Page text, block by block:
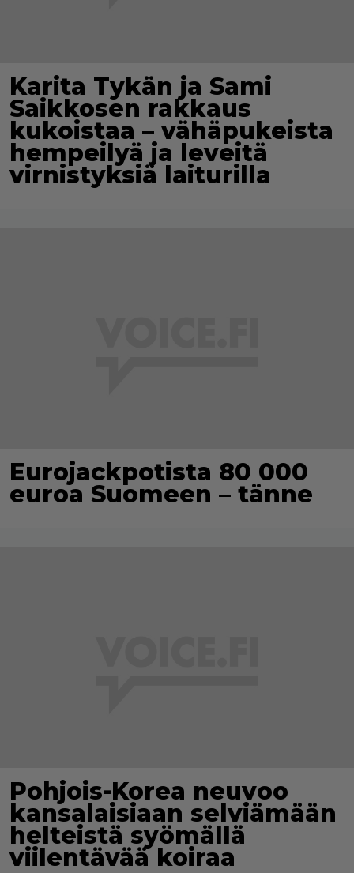
Karita Tykän ja Sami
Saikkosen rakkaus
kukoistaa – vähäpukeista
hempeilyä ja leveitä
virnistyksiä laiturilla
Eurojackpotista 80 000
euroa Suomeen – tänne
Pohjois-Korea neuvoo
kansalaisiaan selviämään
helteistä syömällä
viilentävää koiraa